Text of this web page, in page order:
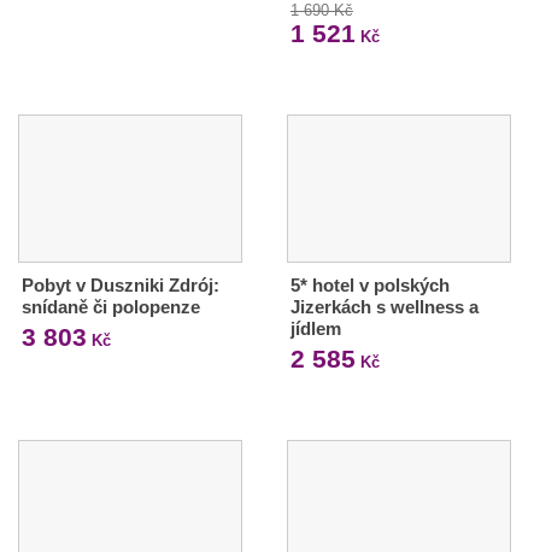
1 690 Kč
1 521 Kč
Pobyt v Duszniki Zdrój:
snídaně či polopenze
3 803 Kč
5* hotel v polských
Jizerkách s wellness a
jídlem
2 585 Kč